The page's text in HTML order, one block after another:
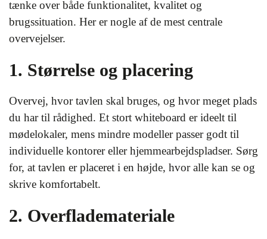
tænke over både funktionalitet, kvalitet og
brugssituation. Her er nogle af de mest centrale
overvejelser.
1. Størrelse og placering
Overvej, hvor tavlen skal bruges, og hvor meget plads
du har til rådighed. Et stort whiteboard er ideelt til
mødelokaler, mens mindre modeller passer godt til
individuelle kontorer eller hjemmearbejdspladser. Sørg
for, at tavlen er placeret i en højde, hvor alle kan se og
skrive komfortabelt.
2. Overflademateriale